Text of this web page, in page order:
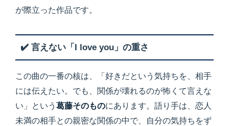
が際立った作品です。
✔️ 言えない「I love you」の重さ
この曲の一番の核は、「好きだという気持ちを、相手
には伝えたい。でも、関係が壊れるのが怖くて言えな
い」という 葛藤そのものにあります。語り手は、恋人
未満の相手との親密な関係の中で、自分の気持ちをず